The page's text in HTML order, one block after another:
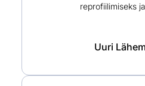
reprofiilimiseks
Uuri